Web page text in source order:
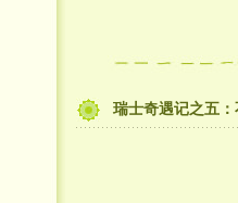
瑞士奇遇记之五